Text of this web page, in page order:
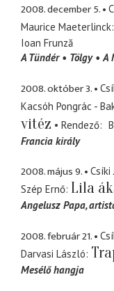
2008. december 5.
Maurice Maeterlinck
Ioan Frunză
A Tündér
Tölgy A
2008. október 3.
Kacsóh Pongrác -
vitéz
Rendező
Francia király
2008. május 9.
Csíki
Szép Ernő Lila
Angelusz Papa
2008. február 21.
Darvasi László
Mesélő hangja